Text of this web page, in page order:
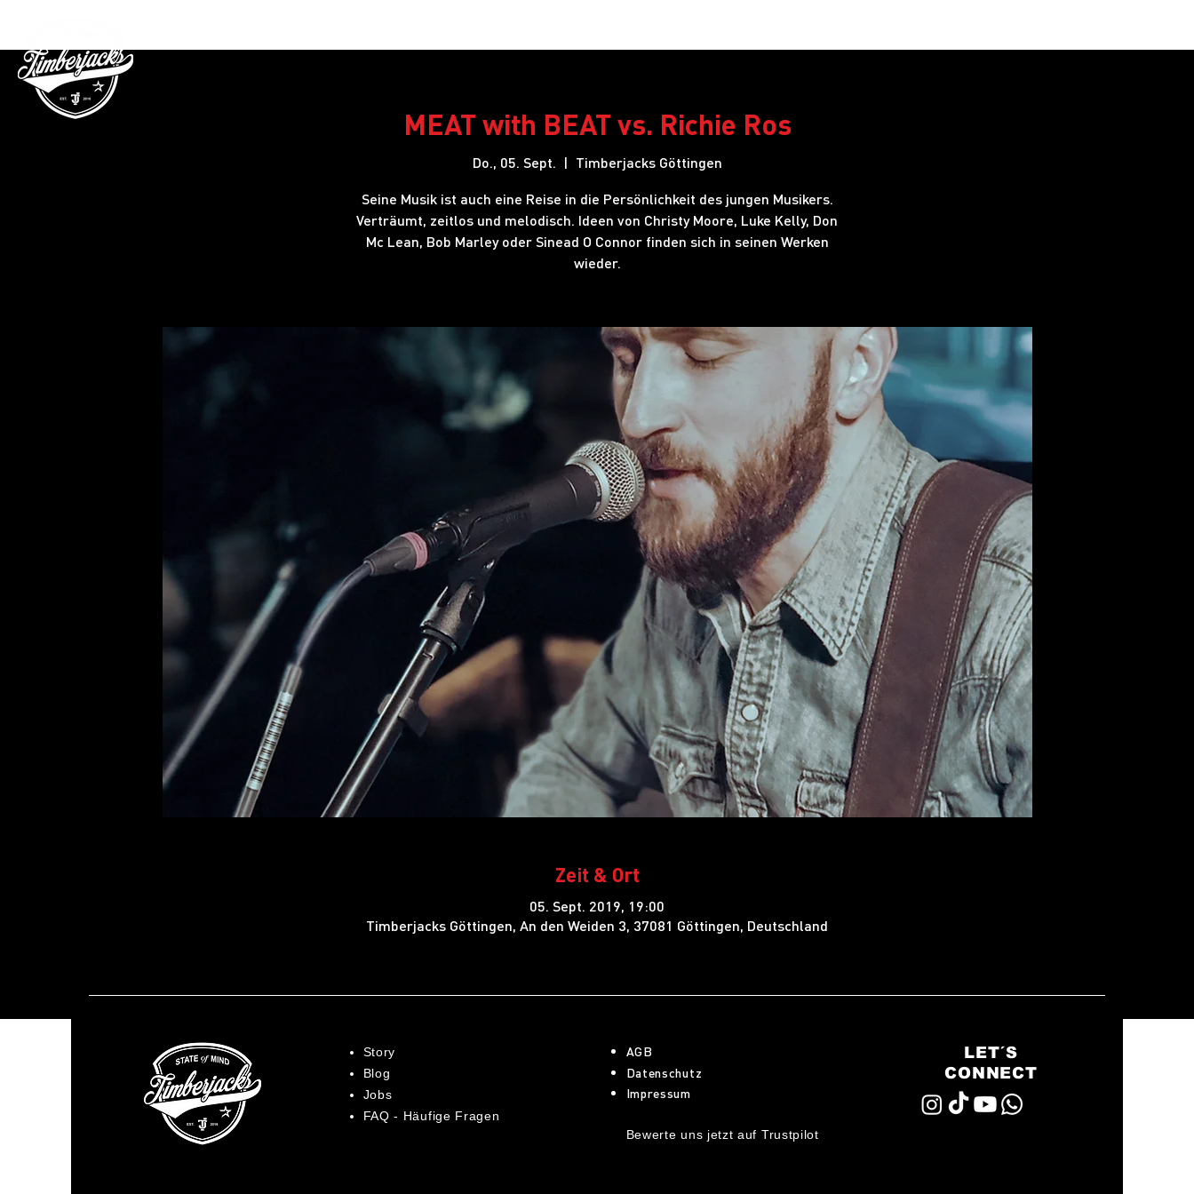
MEAT with BEAT vs. Richie Ros
Do., 05. Sept.
  |
Timberjacks Göttingen
Seine Musik ist auch eine Reise in die Persönlichkeit des jungen Musikers.
Verträumt, zeitlos und melodisch. Ideen von Christy Moore, Luke Kelly, Don
Mc Lean, Bob Marley oder Sinead O Connor finden sich in seinen Werken
wieder.
Zeit & Ort
05. Sept. 2019, 19:00
Timberjacks Göttingen, An den Weiden 3, 37081 Göttingen, Deutschland
Story
Blog
Jobs
FAQ - Häufige Fragen
AGB
Datenschutz
Impressum
Bewerte uns jetzt auf Trustpilot
LET´S
CONNECT